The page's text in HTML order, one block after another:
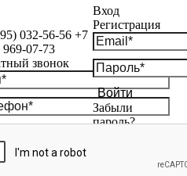
032-56-56 +7
969-07-73
звонок
Вход
Регистрация
Войти
Забыли
пароль?